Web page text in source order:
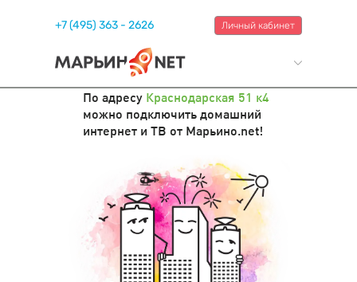
+7 (495) 363 - 2626 Личный кабинет
По адресу Краснодарская 51 к4
можно подключить домашний
интернет и ТВ от Марьино.net!